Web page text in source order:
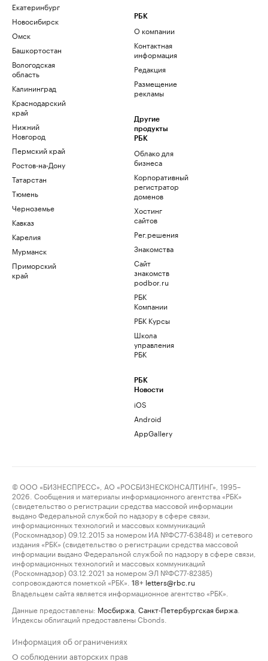
Екатеринбург
Новосибирск
Омск
Башкортостан
Вологодская
область
Калининград
Краснодарский
край
Нижний
Новгород
Пермский край
Ростов-на-Дону
Татарстан
Тюмень
Черноземье
Кавказ
Карелия
Мурманск
Приморский
край
РБК
О компании
Контактная
информация
Редакция
Размещение
рекламы
Другие
продукты
РБК
Облако для
бизнеса
Корпоративный
регистратор
доменов
Хостинг
сайтов
Рег.решения
Знакомства
Сайт
знакомств
podbor.ru
РБК
Компании
РБК Курсы
Школа
управления
РБК
РБК
Новости
iOS
Android
AppGallery
© ООО «БИЗНЕСПРЕСС», АО «РОСБИЗНЕСКОНСАЛТИНГ», 1995–
2026. Сообщения и материалы информационного агентства «РБК»
(свидетельство о регистрации средства массовой информации
выдано Федеральной службой по надзору в сфере связи,
информационных технологий и массовых коммуникаций
(Роскомнадзор) 09.12.2015 за номером ИА №ФС77-63848) и сетевого
издания «РБК» (свидетельство о регистрации средства массовой
информации выдано Федеральной службой по надзору в сфере связи,
информационных технологий и массовых коммуникаций
(Роскомнадзор) 03.12.2021 за номером ЭЛ №ФС77-82385)
сопровождаются пометкой «РБК».
18+ letters@rbc.ru
Владельцем сайта является информационное агентство «РБК».
Данные предоставлены: Мосбиржа Санкт-Петербургская биржа
Индексы облигаций предоставлены Cbonds.
Информация об ограничениях
О соблюдении авторских прав